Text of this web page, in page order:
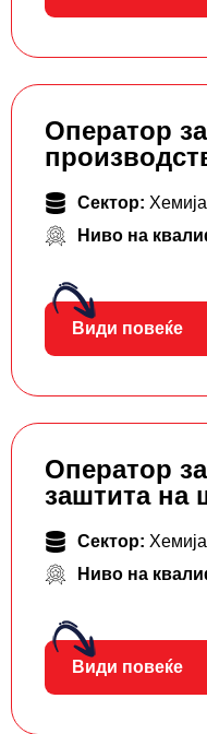
Оператор
Сектор:
Ниво на
Види повеќе
Оператор
заштита на
Сектор:
Ниво на
Види повеќе